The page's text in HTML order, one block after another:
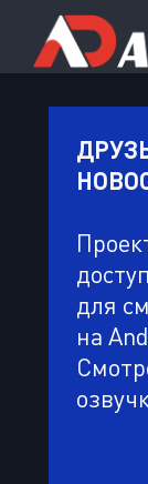
Авторизация
Запомнить
Регистрация
для
на